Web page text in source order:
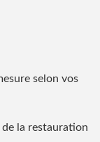
selon vos
de la restauration